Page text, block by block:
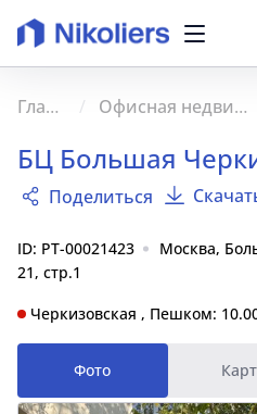
Главная Офисная недвижимость
БЦ Большая
Поделиться
ID: PT-00021423
Москва,
21, стр.1
Черкизовская , Пешком:
Фото